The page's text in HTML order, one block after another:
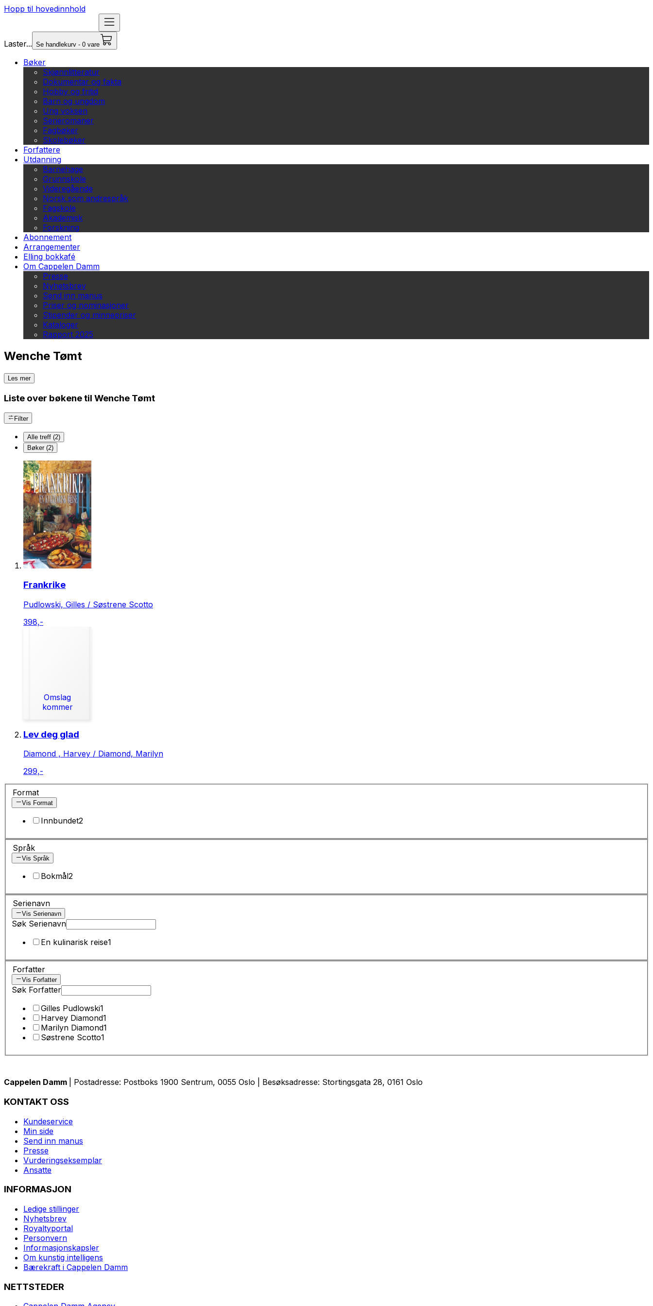
Hopp til hovedinnhold
Laster... Se handlekurv - 0 vare
Bøker
Skjønnlitteratur
Dokumentar og fakta
Hobby og fritid
Barn og ungdom
Ung voksen
Serieromaner
Fagbøker
Skolebøker
Forfattere
Utdanning
Barnehage
Grunnskole
Videregående
Norsk som andrespråk
Fagskole
Akademisk
Forskning
Abonnement
Arrangementer
Elling bokkafé
Om Cappelen Damm
Presse
Nyhetsbrev
Send inn manus
Priser og nominasjoner
Stipender og minnepriser
Kataloger
Rapport 2025
Wenche Tømt
Les mer
Liste over bøkene til Wenche Tømt
Filter
Alle treff (2)
Bøker (2)
Frankrike
Pudlowski, Gilles / Søstrene Scotto
398,-
Omslag
kommer
Lev deg glad
Diamond , Harvey / Diamond, Marilyn
299,-
Format
Vis Format
Innbundet2
Språk
Vis Språk
Bokmål2
Serienavn
Vis Serienavn
Søk Serienavn
En kulinarisk reise1
Forfatter
Vis Forfatter
Søk Forfatter
Gilles Pudlowski1
Harvey Diamond1
Marilyn Diamond1
Søstrene Scotto1
Cappelen Damm | Postadresse: Postboks 1900 Sentrum, 0055 Oslo | Besøksadresse: Stortingsgata 28, 0161 Oslo
KONTAKT OSS
Kundeservice
Min side
Send inn manus
Presse
Vurderingseksemplar
Ansatte
INFORMASJON
Ledige stillinger
Nyhetsbrev
Royaltyportal
Personvern
Informasjonskapsler
Om kunstig intelligens
Bærekraft i Cappelen Damm
NETTSTEDER